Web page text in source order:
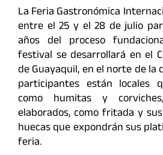
La Feria Gastronómica
entre el 25 y el 28 de julio
años del proceso
festival se desarrollará en el
de Guayaquil, en el norte de la
participantes están locales
como humitas y
elaborados, como fritada y
huecas que expondrán sus
feria.